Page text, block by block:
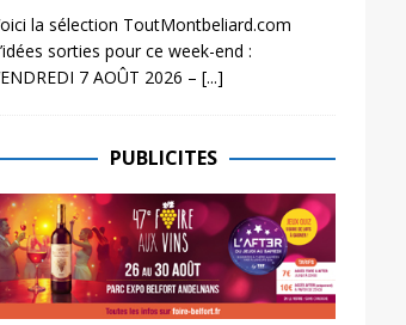
la sélection ToutMontbeliard.com
sorties pour ce week-end :
7 AOÛT 2026 – [...]
PUBLICITES